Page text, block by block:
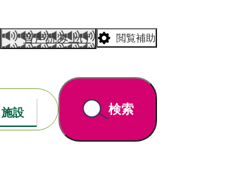
音声読み上げ 閲覧補助
施設 検索